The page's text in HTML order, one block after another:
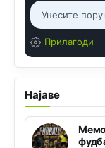
Прилагоди
Најаве